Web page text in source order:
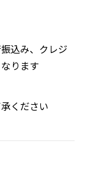
込み、クレジ
ります
ください